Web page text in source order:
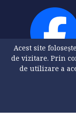
Acest site
de vizitare. Prin
de utilizare a